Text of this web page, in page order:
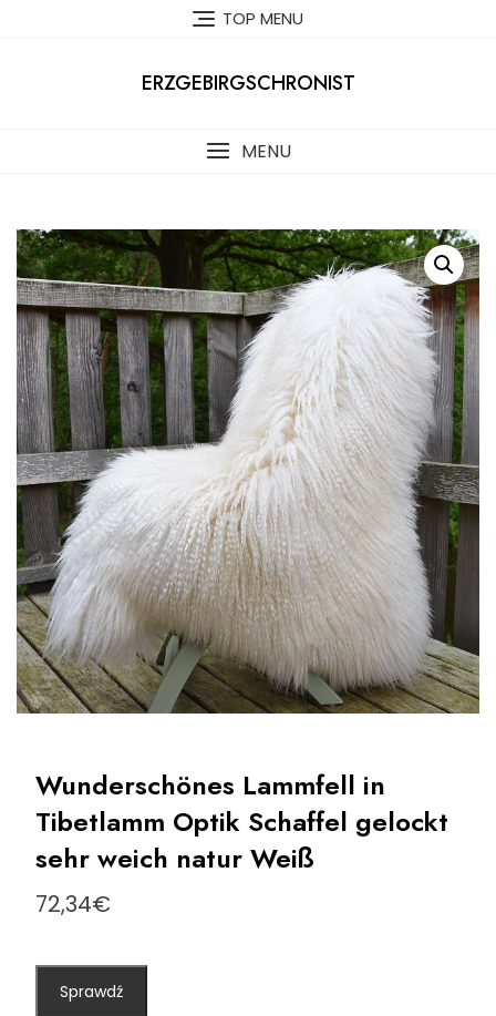
TOP MENU
ERZGEBIRGSCHRONIST
MENU
Wunderschönes Lammfell in
Tibetlamm Optik Schaffel gelockt
sehr weich natur Weiß
72,34€
Sprawdź